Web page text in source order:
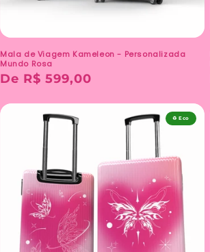
Mala de Viagem Kameleon - Personalizada
Mundo Rosa
Preço
De R$ 599,00
♻️ Eco